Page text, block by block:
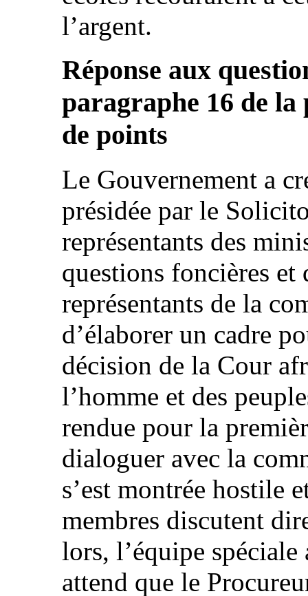
l’argent.
Réponse aux
paragraphe 16 de
de points
Le Gouvernement a
présidée par le
représentants des
questions foncières
représentants de la
d’élaborer un cadre
décision de la Cour
l’homme et des
rendue pour la
dialoguer avec la
s’est montrée hostile
membres discutent
lors, l’équipe spéciale
attend que le